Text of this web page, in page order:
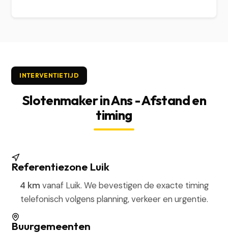
INTERVENTIETIJD
Slotenmaker in Ans - Afstand en
timing
Referentiezone Luik
4 km vanaf Luik. We bevestigen de exacte timing
telefonisch volgens planning, verkeer en urgentie.
Buurgemeenten